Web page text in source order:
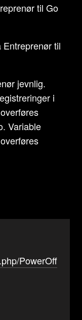
til Go
til
jevnlig.
i
Variable
PowerOff